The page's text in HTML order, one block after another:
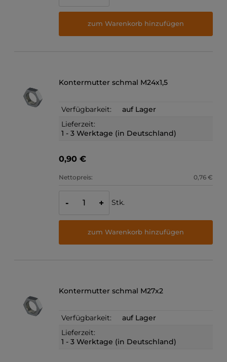
zum Warenkorb hinzufügen
Kontermutter schmal M24x1,5
Verfügbarkeit:
auf Lager
Lieferzeit:
1 - 3 Werktage (in Deutschland)
0,90 €
Nettopreis: 0,76 €
- + Stk.
zum Warenkorb hinzufügen
Kontermutter schmal M27x2
Verfügbarkeit:
auf Lager
Lieferzeit:
1 - 3 Werktage (in Deutschland)